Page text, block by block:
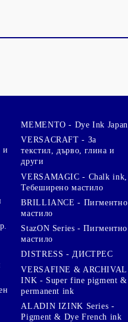
и
MEMENTO - Dye Ink Japan
VERSACRAFT - За
текстил, дърво, глина и
други
VERSAMAGIC - Chalk ink,
Тебеширено мастило
BRILLIANCE - Пигментно
мастило
StazON Series - Пигментно
мастило
DISTRESS - ДИСТРЕС
VERSAFINE & ARCHIVAL
INK - Super fine pigment &
permanent ink
ALADIN IZINK Series -
Pigment & Dye French ink